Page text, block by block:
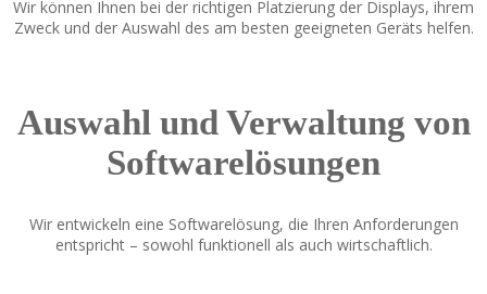
Wir können Ihnen bei der richtigen Platzierung der Displays, ihrem
Zweck und der Auswahl des am besten geeigneten Geräts helfen.
Auswahl und Verwaltung von
Softwarelösungen
Wir entwickeln eine Softwarelösung, die Ihren Anforderungen
entspricht – sowohl funktionell als auch wirtschaftlich.